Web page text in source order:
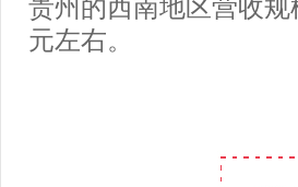
贵州的西南地区营收
元左右。